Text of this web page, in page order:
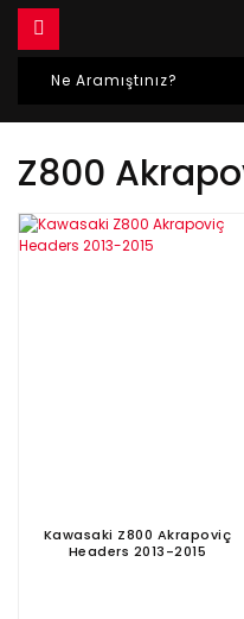
Z800
Kawasaki Z800 Akrapoviç
Headers 2013-2015